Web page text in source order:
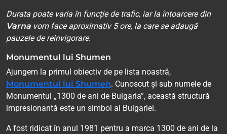
Durata poate varia în funcție de trafic, iar la întoarcere din
Varna vom face aproximativ 5 ore, la care se adaugă
pauzele de reinvigorare.
Monumentul lui Shumen
Ajungem la primul obiectiv de pe lista noastră,
Monumentul lui Shumen. Cunoscut și sub numele de
Monumentul „1300 de ani de Bulgaria”, această structură
impresionantă este un simbol al Bulgariei.
A fost ridicat în anul 1981 pentru a marca 1300 de ani de la